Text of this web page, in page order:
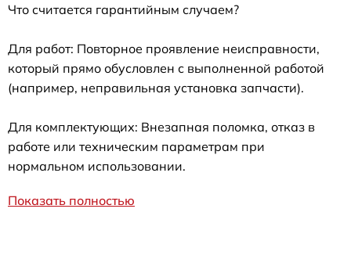
Что считается гарантийным случаем?
Для работ: Повторное проявление неисправности,
который прямо обусловлен с выполненной работой
(например, неправильная установка запчасти).
Для комплектующих: Внезапная поломка, отказ в
работе или техническим параметрам при
нормальном использовании.
Показать полностью